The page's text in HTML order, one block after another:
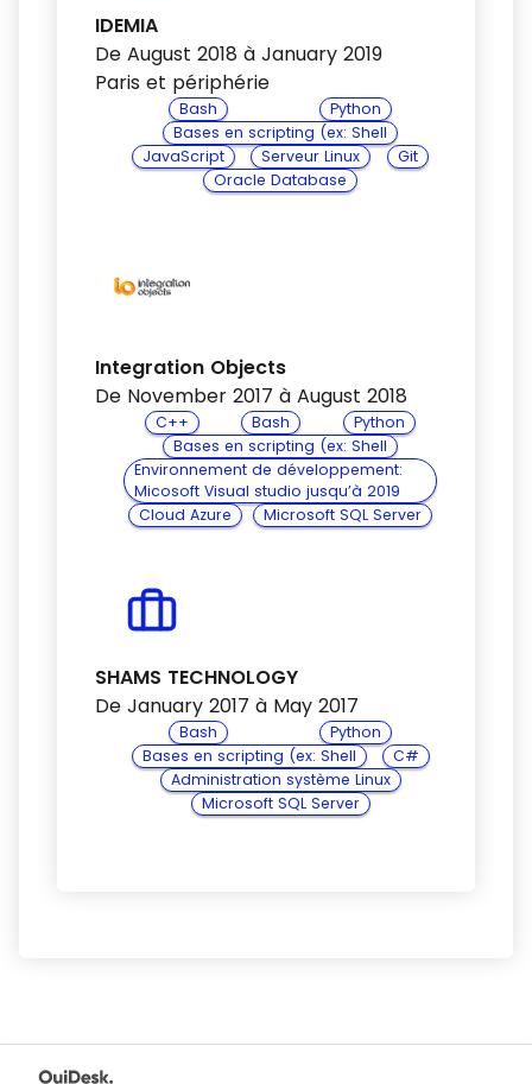
IDEMIA
De August 2018 à January 2019
Paris et périphérie
Bash
Python
Bases en scripting (ex: Shell
JavaScript
Serveur Linux
Git
Oracle Database
Integration Objects
De November 2017 à August 2018
C++ Bash
Python
Bases en scripting (ex: Shell
Environnement de développement:
Micosoft Visual studio jusqu’à 2019
Cloud Azure
Microsoft SQL Server
SHAMS TECHNOLOGY
De January 2017 à May 2017
Bash
Python
Bases en scripting (ex: Shell
C#
Administration système Linux
Microsoft SQL Server